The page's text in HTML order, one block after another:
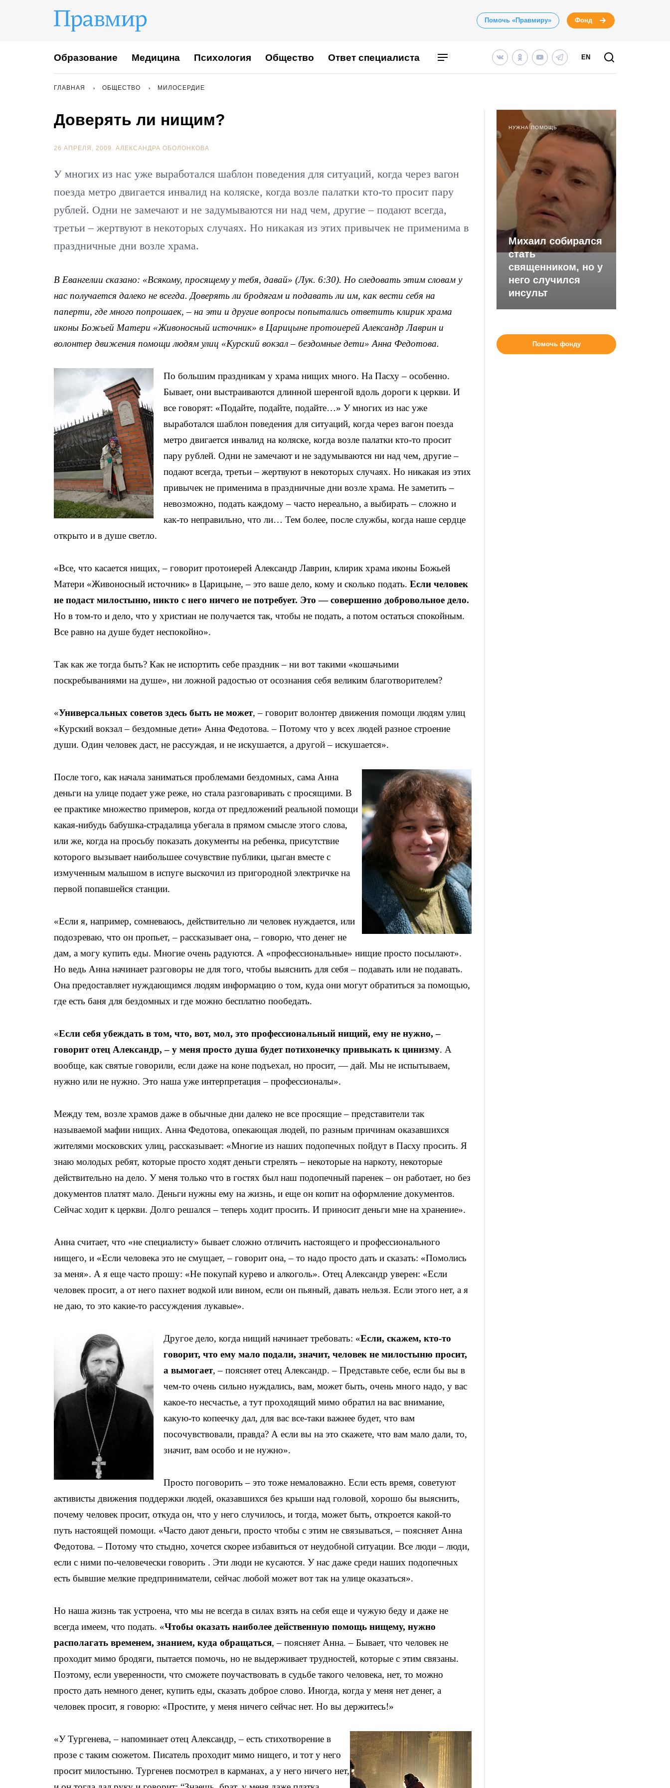
Помочь «Правмиру» Фонд
Образование Медицина Психология Общество Ответ специалиста EN
ГЛАВНАЯ ОБЩЕСТВО МИЛОСЕРДИЕ
Доверять ли нищим?
26 АПРЕЛЯ, 2009. АЛЕКСАНДРА ОБОЛОНКОВА
У многих из нас уже выработался шаблон поведения для ситуаций, когда через вагон
поезда метро двигается инвалид на коляске, когда возле палатки кто-то просит пару
рублей. Одни не замечают и не задумываются ни над чем, другие – подают всегда,
третьи – жертвуют в некоторых случаях. Но никакая из этих привычек не применима в
праздничные дни возле храма.
В Евангелии сказано: «Всякому, просящему у тебя, давай» (Лук. 6:30). Но следовать этим словам у
нас получается далеко не всегда. Доверять ли бродягам и подавать ли им, как вести себя на
паперти, где много попрошаек, – на эти и другие вопросы попытались ответить клирик храма
иконы Божьей Матери «Живоносный источник» в Царицыне протоиерей Александр Лаврин и
волонтер движения помощи людям улиц «Курский вокзал – бездомные дети» Анна Федотова.
По большим праздникам у храма нищих много. На Пасху – особенно.
Бывает, они выстраиваются длинной шеренгой вдоль дороги к церкви. И
все говорят: «Подайте, подайте, подайте…» У многих из нас уже
выработался шаблон поведения для ситуаций, когда через вагон поезда
метро двигается инвалид на коляске, когда возле палатки кто-то просит
пару рублей. Одни не замечают и не задумываются ни над чем, другие –
подают всегда, третьи – жертвуют в некоторых случаях. Но никакая из этих
привычек не применима в праздничные дни возле храма. Не заметить –
невозможно, подать каждому – часто нереально, а выбирать – сложно и
как-то неправильно, что ли… Тем более, после службы, когда наше сердце
открыто и в душе светло.
«Все, что касается нищих, – говорит протоиерей Александр Лаврин, клирик храма иконы Божьей
Матери «Живоносный источник» в Царицыне, – это ваше дело, кому и сколько подать. Если человек
не подаст милостыню, никто с него ничего не потребует. Это — совершенно добровольное дело.
Но в том-то и дело, что у христиан не получается так, чтобы не подать, а потом остаться спокойным.
Все равно на душе будет неспокойно».
Так как же тогда быть? Как не испортить себе праздник – ни вот такими «кошачьими
поскребываниями на душе», ни ложной радостью от осознания себя великим благотворителем?
«Универсальных советов здесь быть не может, – говорит волонтер движения помощи людям улиц
«Курский вокзал – бездомные дети» Анна Федотова. – Потому что у всех людей разное строение
души. Один человек даст, не рассуждая, и не искушается, а другой – искушается».
После того, как начала заниматься проблемами бездомных, сама Анна
деньги на улице подает уже реже, но стала разговаривать с просящими. В
ее практике множество примеров, когда от предложений реальной помощи
какая-нибудь бабушка-страдалица убегала в прямом смысле этого слова,
или же, когда на просьбу показать документы на ребенка, присутствие
которого вызывает наибольшее сочувствие публики, цыган вместе с
измученным малышом в испуге выскочил из пригородной электричке на
первой попавшейся станции.
«Если я, например, сомневаюсь, действительно ли человек нуждается, или
подозреваю, что он пропьет, – рассказывает она, – говорю, что денег не
дам, а могу купить еды. Многие очень радуются. А «профессиональные» нищие просто посылают».
Но ведь Анна начинает разговоры не для того, чтобы выяснить для себя – подавать или не подавать.
Она предоставляет нуждающимся людям информацию о том, куда они могут обратиться за помощью,
где есть баня для бездомных и где можно бесплатно пообедать.
«Если себя убеждать в том, что, вот, мол, это профессиональный нищий, ему не нужно, –
говорит отец Александр, – у меня просто душа будет потихонечку привыкать к цинизму. А
вообще, как святые говорили, если даже на коне подъехал, но просит, — дай. Мы не испытываем,
нужно или не нужно. Это наша уже интерпретация – профессионалы».
Между тем, возле храмов даже в обычные дни далеко не все просящие – представители так
называемой мафии нищих. Анна Федотова, опекающая людей, по разным причинам оказавшихся
жителями московских улиц, рассказывает: «Многие из наших подопечных пойдут в Пасху просить. Я
знаю молодых ребят, которые просто ходят деньги стрелять – некоторые на наркоту, некоторые
действительно на дело. У меня только что в гостях был наш подопечный паренек – он работает, но без
документов платят мало. Деньги нужны ему на жизнь, и еще он копит на оформление документов.
Сейчас ходит к церкви. Долго решался – теперь ходит просить. И приносит деньги мне на хранение».
Анна считает, что «не специалисту» бывает сложно отличить настоящего и профессионального
нищего, и «Если человека это не смущает, – говорит она, – то надо просто дать и сказать: «Помолись
за меня». А я еще часто прошу: «Не покупай курево и алкоголь». Отец Александр уверен: «Если
человек просит, а от него пахнет водкой или вином, если он пьяный, давать нельзя. Если этого нет, а я
не даю, то это какие-то рассуждения лукавые».
Другое дело, когда нищий начинает требовать: «Если, скажем, кто-то
говорит, что ему мало подали, значит, человек не милостыню просит,
а вымогает, – поясняет отец Александр. – Представьте себе, если бы вы в
чем-то очень сильно нуждались, вам, может быть, очень много надо, у вас
какое-то несчастье, а тут проходящий мимо обратил на вас внимание,
какую-то копеечку дал, для вас все-таки важнее будет, что вам
посочувствовали, правда? А если вы на это скажете, что вам мало дали, то,
значит, вам особо и не нужно».
Просто поговорить – это тоже немаловажно. Если есть время, советуют
активисты движения поддержки людей, оказавшихся без крыши над головой, хорошо бы выяснить,
почему человек просит, откуда он, что у него случилось, и тогда, может быть, откроется какой-то
путь настоящей помощи. «Часто дают деньги, просто чтобы с этим не связываться, – поясняет Анна
Федотова. – Потому что стыдно, хочется скорее избавиться от неудобной ситуации. Все люди – люди,
если с ними по-человечески говорить . Эти люди не кусаются. У нас даже среди наших подопечных
есть бывшие мелкие предприниматели, сейчас любой может вот так на улице оказаться».
Но наша жизнь так устроена, что мы не всегда в силах взять на себя еще и чужую беду и даже не
всегда имеем, что подать. «Чтобы оказать наиболее действенную помощь нищему, нужно
располагать временем, знанием, куда обращаться, – поясняет Анна. – Бывает, что человек не
проходит мимо бродяги, пытается помочь, но не выдерживает трудностей, которые с этим связаны.
Поэтому, если уверенности, что сможете поучаствовать в судьбе такого человека, нет, то можно
просто дать немного денег, купить еды, сказать доброе слово. Иногда, когда у меня нет денег, а
человек просит, я говорю: «Простите, у меня ничего сейчас нет. Но вы держитесь!»
«У Тургенева, – напоминает отец Александр, – есть стихотворение в
прозе с таким сюжетом. Писатель проходит мимо нищего, и тот у него
просит милостыню. Тургенев посмотрел в карманах, а у него ничего нет,
НУЖНА ПОМОЩЬ
Михаил собирался
стать
священником, но у
него случился
инсульт
Помочь фонду